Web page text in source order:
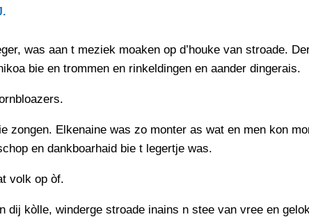
FLYER
INZENDENS
JURYRAPPORT
2026
was aan t meziek moaken op d’houke van stroade.
bie en trommen en rinkeldingen en aander dingerais.
zongen. Elkenaine was zo monter as wat en men kon
en dankboarhaid bie t legertje was.
volk op òf.
dij kòlle, winderge stroade inains n stee van vree en